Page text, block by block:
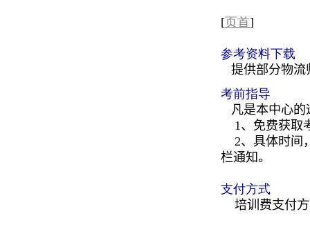
[页首]
参考资料下载
提供部分物流
考前指导
凡是本中心
1、免费获取
2、具体时间
栏通知。
支付方式
培训费支付